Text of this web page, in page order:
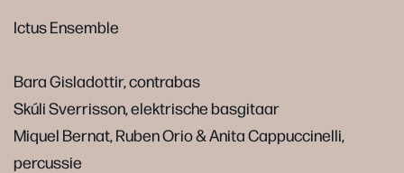
Ictus Ensemble
Bara Gisladottir, contrabas
Skúli Sverrisson, elektrische basgitaar
Miquel Bernat, Ruben Orio & Anita Cappuccinelli,
percussie